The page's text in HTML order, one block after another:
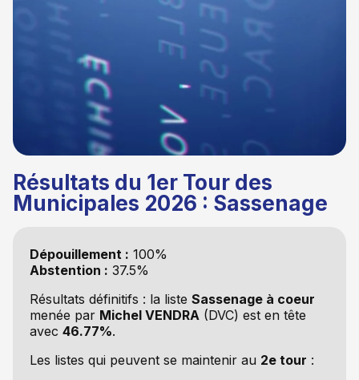
Résultats du 1er Tour des
Municipales 2026 : Sassenage
Dépouillement : 100%
Abstention : 37.5%
Résultats définitifs : la liste Sassenage à coeur
menée par Michel VENDRA(DVC) est en tête
avec 46.77%.
Les listes qui peuvent se maintenir au 2e tour :